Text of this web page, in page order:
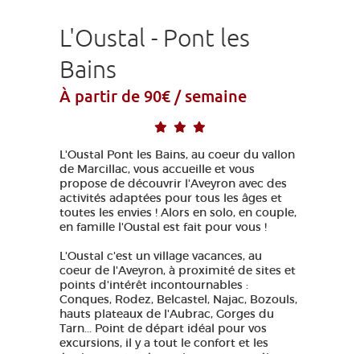
L'Oustal - Pont les
Bains
À partir de 90€ / semaine
L'Oustal Pont les Bains, au coeur du vallon
de Marcillac, vous accueille et vous
propose de découvrir l'Aveyron avec des
activités adaptées pour tous les âges et
toutes les envies ! Alors en solo, en couple,
en famille l'Oustal est fait pour vous !
L'Oustal c'est un village vacances, au
coeur de l'Aveyron, à proximité de sites et
points d'intérêt incontournables :
Conques, Rodez, Belcastel, Najac, Bozouls,
hauts plateaux de l'Aubrac, Gorges du
Tarn... Point de départ idéal pour vos
excursions, il y a tout le confort et les